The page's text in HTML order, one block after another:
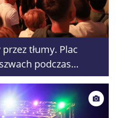
tłumy. Plac
podczas
i Telewizją